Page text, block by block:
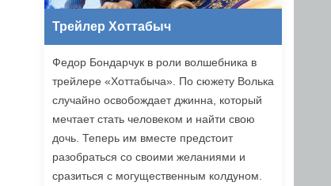
Трейлер Хоттабыч
Федор Бондарчук в роли волшебника в
трейлере «Хоттабыча». По сюжету Волька
случайно освобождает джинна, который
мечтает стать человеком и найти свою
дочь. Теперь им вместе предстоит
разобраться со своими желаниями и
сразиться с могущественным колдуном.